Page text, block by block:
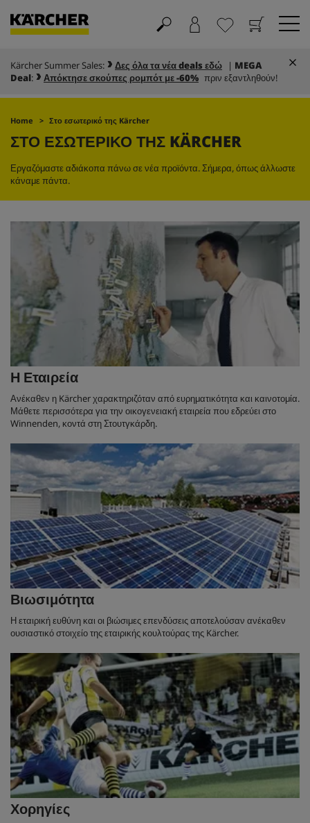
Καλάθι
Αγαπημένα
Kärcher Summer Sales: Δες όλα τα νέα deals εδώ | MEGA
Deal: Απόκτησε σκούπες ρομπότ με -60% πριν εξαντληθούν!
Home Στο εσωτερικό της Kärcher
ΣΤΟ ΕΣΩΤΕΡΙΚΟ ΤΗΣ KÄRCHER
Εργαζόμαστε αδιάκοπα πάνω σε νέα προϊόντα. Σήμερα, όπως άλλωστε
κάναμε πάντα.
Η Εταιρεία
Ανέκαθεν η Kärcher χαρακτηριζόταν από ευρηματικότητα και καινοτομία.
Μάθετε περισσότερα για την οικογενειακή εταιρεία που εδρεύει στο
Winnenden, κοντά στη Στουτγκάρδη.
Βιωσιμότητα
Η εταιρική ευθύνη και οι βιώσιμες επενδύσεις αποτελούσαν ανέκαθεν
ουσιαστικό στοιχείο της εταιρικής κουλτούρας της Kärcher.
Χορηγίες